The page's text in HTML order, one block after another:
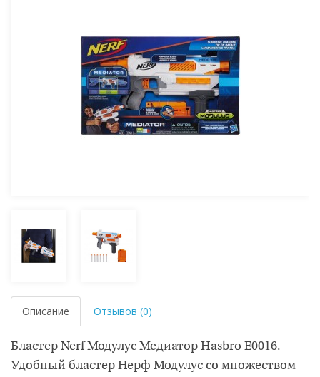
Описание Отзывов (0)
Бластер Nerf Модулус Медиатор Hasbro E0016.
Удобный бластер Нерф Модулус со множеством